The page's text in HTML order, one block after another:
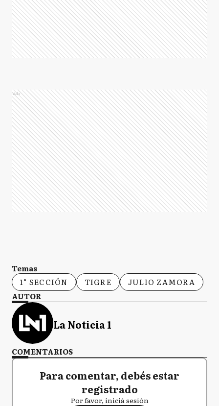
Ads
Temas
1° SECCIÓN
TIGRE
JULIO ZAMORA
AUTOR
La Noticia 1
COMENTARIOS
Para comentar, debés estar
registrado
Por favor, iniciá sesión